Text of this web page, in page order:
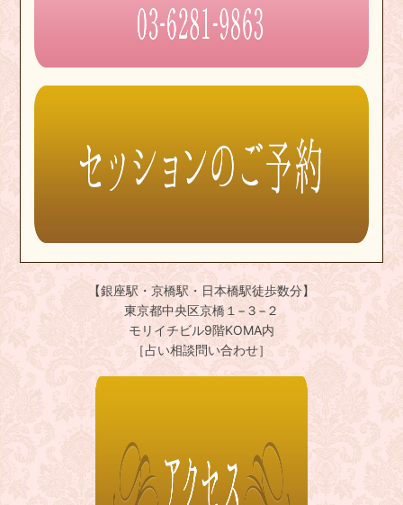
【銀座駅・京橋駅・日本橋駅徒歩数分】
東京都中央区京橋１−３−２
モリイチビル9階KOMA内
［占い相談問い合わせ］